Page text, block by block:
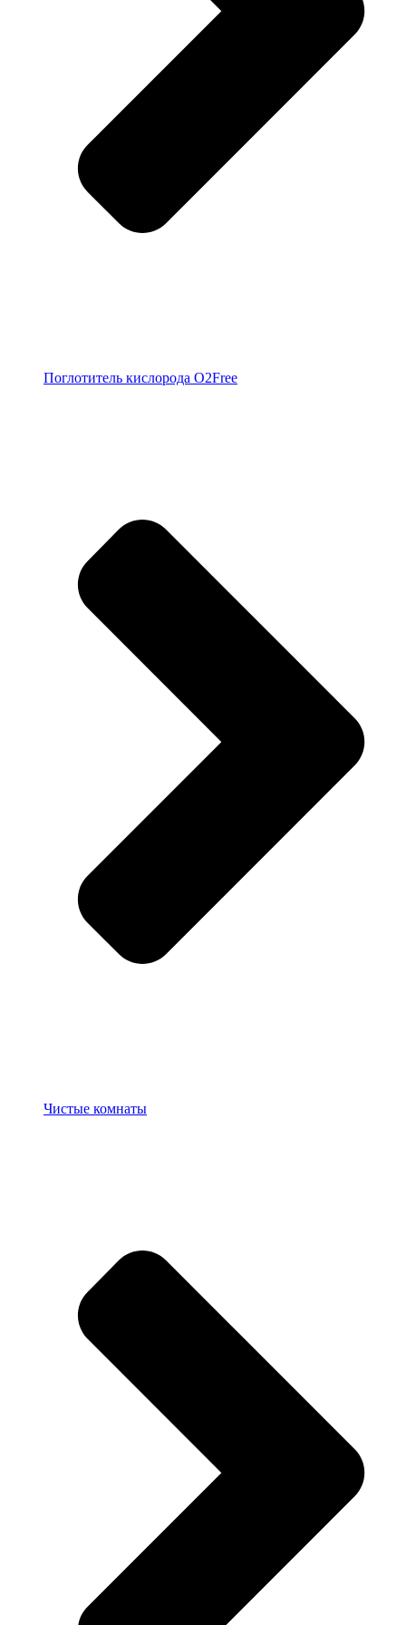
Поглотитель кислорода O2Free
Чистые комнаты